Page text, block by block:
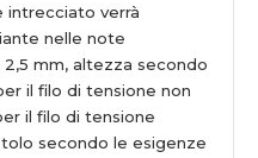
intrecciato verrà
nelle note
mm, altezza secondo
il filo di tensione non
il filo di tensione
secondo le esigenze